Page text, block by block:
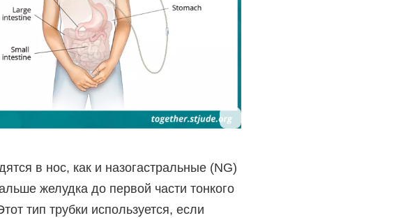
в нос, как и назогастральные (NG)
желудка до первой части тонкого
тип трубки используется, если